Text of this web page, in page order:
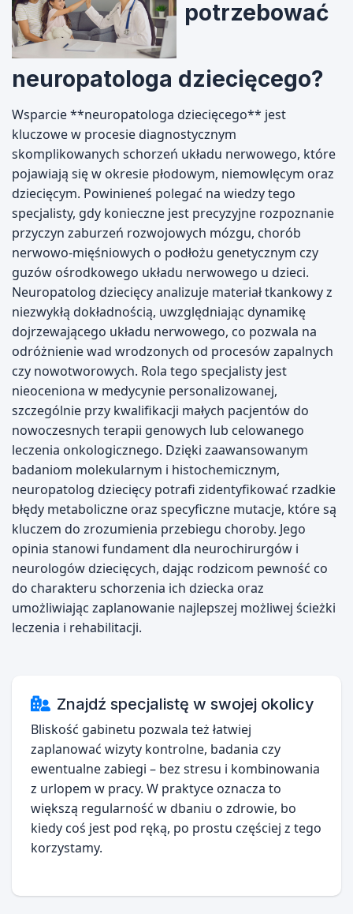
potrzebować
neuropatologa dziecięcego?
Wsparcie **neuropatologa dziecięcego** jest
kluczowe w procesie diagnostycznym
skomplikowanych schorzeń układu nerwowego, które
pojawiają się w okresie płodowym, niemowlęcym oraz
dziecięcym. Powinieneś polegać na wiedzy tego
specjalisty, gdy konieczne jest precyzyjne rozpoznanie
przyczyn zaburzeń rozwojowych mózgu, chorób
nerwowo-mięśniowych o podłożu genetycznym czy
guzów ośrodkowego układu nerwowego u dzieci.
Neuropatolog dziecięcy analizuje materiał tkankowy z
niezwykłą dokładnością, uwzględniając dynamikę
dojrzewającego układu nerwowego, co pozwala na
odróżnienie wad wrodzonych od procesów zapalnych
czy nowotworowych. Rola tego specjalisty jest
nieoceniona w medycynie personalizowanej,
szczególnie przy kwalifikacji małych pacjentów do
nowoczesnych terapii genowych lub celowanego
leczenia onkologicznego. Dzięki zaawansowanym
badaniom molekularnym i histochemicznym,
neuropatolog dziecięcy potrafi zidentyfikować rzadkie
błędy metaboliczne oraz specyficzne mutacje, które są
kluczem do zrozumienia przebiegu choroby. Jego
opinia stanowi fundament dla neurochirurgów i
neurologów dziecięcych, dając rodzicom pewność co
do charakteru schorzenia ich dziecka oraz
umożliwiając zaplanowanie najlepszej możliwej ścieżki
leczenia i rehabilitacji.
Znajdź specjalistę w swojej okolicy
Bliskość gabinetu pozwala też łatwiej
zaplanować wizyty kontrolne, badania czy
ewentualne zabiegi – bez stresu i kombinowania
z urlopem w pracy. W praktyce oznacza to
większą regularność w dbaniu o zdrowie, bo
kiedy coś jest pod ręką, po prostu częściej z tego
korzystamy.